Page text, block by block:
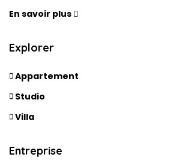
En savoir plus
Explorer
Appartement
Studio
Villa
Entreprise